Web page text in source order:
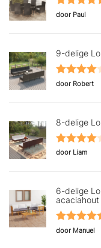
door Paul
9-delige
door Robert
8-delige
door Liam
6-delige
acaciahout
door Manuel